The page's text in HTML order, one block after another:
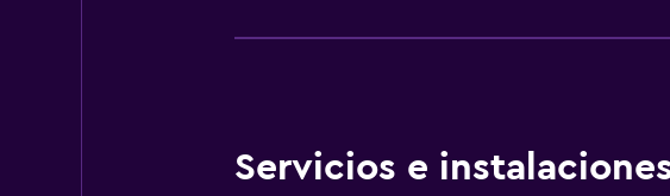
Servicios e